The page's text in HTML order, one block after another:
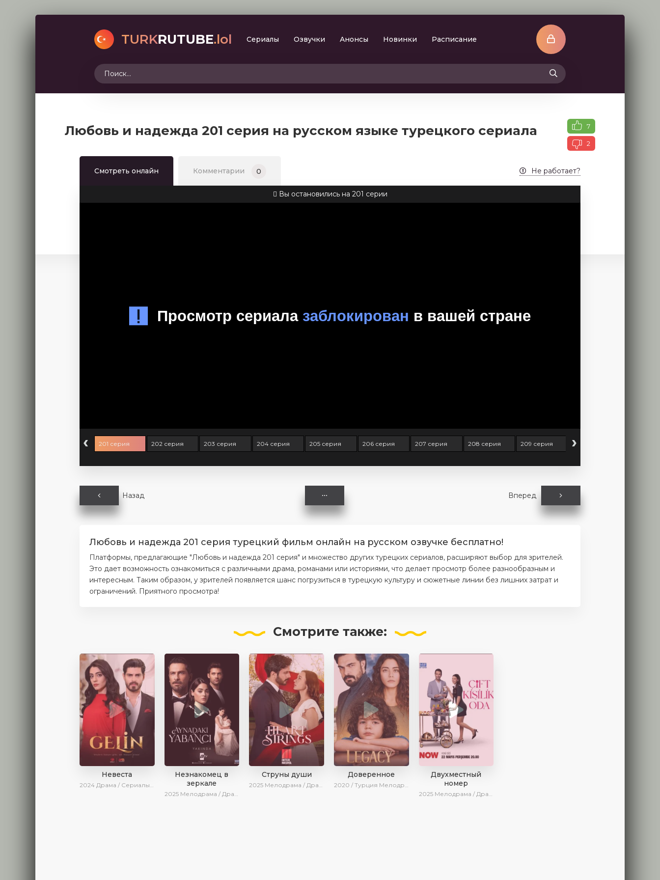
TURKRUTUBE.lol Сериалы
Детектив
Боевик
Oзвучки
AveTurk
Aнoнcы Новинки Расписание
Любовь и надежда 201 серия на русском языке турецкого сериала 7
2
Смотреть онлайн Комментарии 0 Не работает?
Вы остановились на 201 серии
‹ 201 серия 202 серия 203 серия 204 серия 205 серия 206 серия 207 серия 208 серия 209 серия 210 серия
›
Назад Вперед
Любовь и надежда 201 серия турецкий фильм онлайн на русском озвучке бесплатно!
Платформы, предлагающие "Любовь и надежда 201 серия" и множество других турецких сериалов, расширяют выбор для зрителей.
Это дает возможность ознакомиться с различными драма, романами или историями, что делает просмотр более разнообразным и
интересным. Таким образом, у зрителей появляется шанс погрузиться в турецкую культуру и сюжетные линии без лишних затрат и
ограничений. Приятного просмотра!
Смотрите также:
Невеста
2024 Драма / Сериалы 2024
Незнакомец в
зеркале
2025 Мелодрама / Драма / SesDizi / AlisaDirilis / Новинки / Сериалы 2025
Струны души
2025 Мелодрама / Драма / Новинки / Сериалы 2025
Доверенное
2020 / Турция Мелодрама / Драма / Боевик / BeniAffet
Двухместный
номер
2025 Мелодрама / Драма / Комедия / Новинки / Сериалы 2025